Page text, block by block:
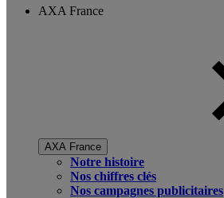
AXA France
AXA France
Notre histoire
Nos chiffres clés
Nos campagnes publicitaires